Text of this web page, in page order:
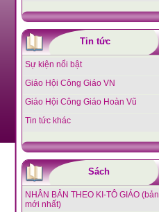
Tin tức
Sự kiện nổi bật
Giáo Hội Công Giáo VN
Giáo Hội Công Giáo Hoàn Vũ
Tin tức khác
Sách
NHÂN BẢN THEO KI-TÔ GIÁO (bản
mới nhất)